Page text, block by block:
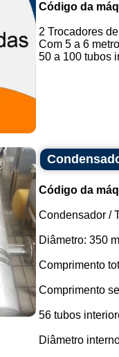
Código da
2 Trocadores
Com 5 a 6
50 a 100 tubos
Código da
Condensador /
Diâmetro: 350
Comprimento
Comprimento
56 tubos
Diâmetro